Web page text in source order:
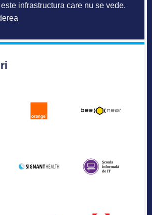
infrastructura care nu se vede.